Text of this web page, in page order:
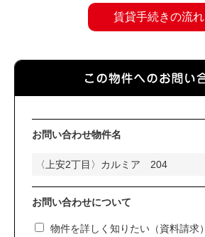
賃貸手続きの流れ
お問い合わせ物件名
お問い合わせについて
物件を詳しく知りたい（資料請求）